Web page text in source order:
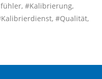
#Kalibrierung,
#Qualität,